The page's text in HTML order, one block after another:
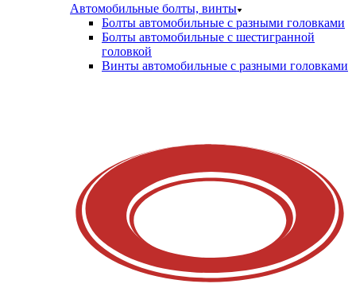
Автомобильные болты, винты
Болты автомобильные с разными головками
Болты автомобильные с шестигранной
головкой
Винты автомобильные с разными головками